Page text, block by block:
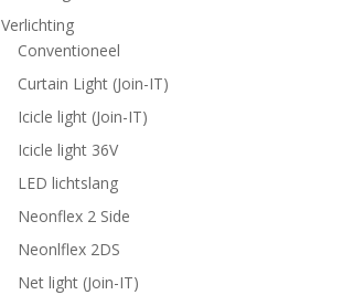
Verlichting
Conventioneel
Curtain Light (Join-IT)
Icicle light (Join-IT)
Icicle light 36V
LED lichtslang
Neonflex 2 Side
Neonlflex 2DS
Net light (Join-IT)